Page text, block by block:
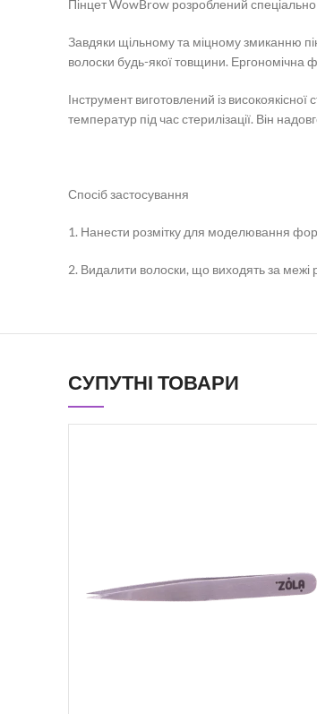
Пінцет WowBrow розроблений спеціально
Завдяки щільному та міцному змиканню
волоски будь-якої товщини. Ергономічна
Інструмент виготовлений із
температур під час стерилізації. Він
Спосіб застосування
1. Нанести розмітку для моделювання
2. Видалити волоски, що виходять за
СУПУТНІ ТОВАРИ